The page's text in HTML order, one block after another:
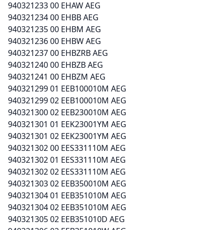
940321233 00 EHAW AEG
940321234 00 EHBB AEG
940321235 00 EHBM AEG
940321236 00 EHBW AEG
940321237 00 EHBZRB AEG
940321240 00 EHBZB AEG
940321241 00 EHBZM AEG
940321299 01 EEB100010M AEG
940321299 02 EEB100010M AEG
940321300 02 EEB230010M AEG
940321301 01 EEK23001YM AEG
940321301 02 EEK23001YM AEG
940321302 00 EES331110M AEG
940321302 01 EES331110M AEG
940321302 02 EES331110M AEG
940321303 02 EEB350010M AEG
940321304 01 EEB351010M AEG
940321304 02 EEB351010M AEG
940321305 02 EEB351010D AEG